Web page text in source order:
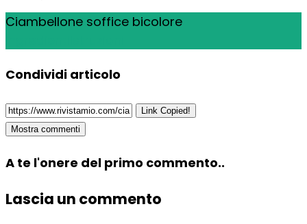
Ciambellone soffice bicolore
Condividi articolo
Link Copied!
Mostra commenti
A te l'onere del primo commento..
Lascia un commento